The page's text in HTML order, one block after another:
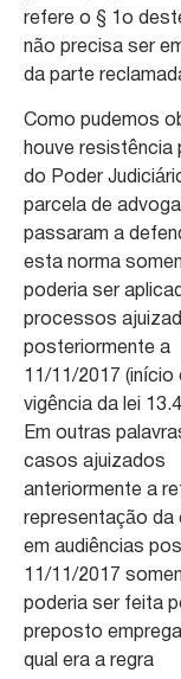
refere o § 1o
não precisa ser
da parte
Como pudemos
houve resistência
do Poder
parcela de
passaram a
esta norma
poderia ser
processos
posteriormente a
11/11/2017 (início
vigência da lei
Em outras
casos ajuizados
anteriormente a
representação da
em audiências
11/11/2017
poderia ser feita
preposto
qual era a regra